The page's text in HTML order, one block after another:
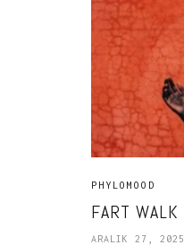
PHYLOMOOD
FART WALK
ARALIK 27, 2025